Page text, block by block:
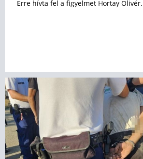
Erre hívta fel a figyelmet Hortay Olivér.